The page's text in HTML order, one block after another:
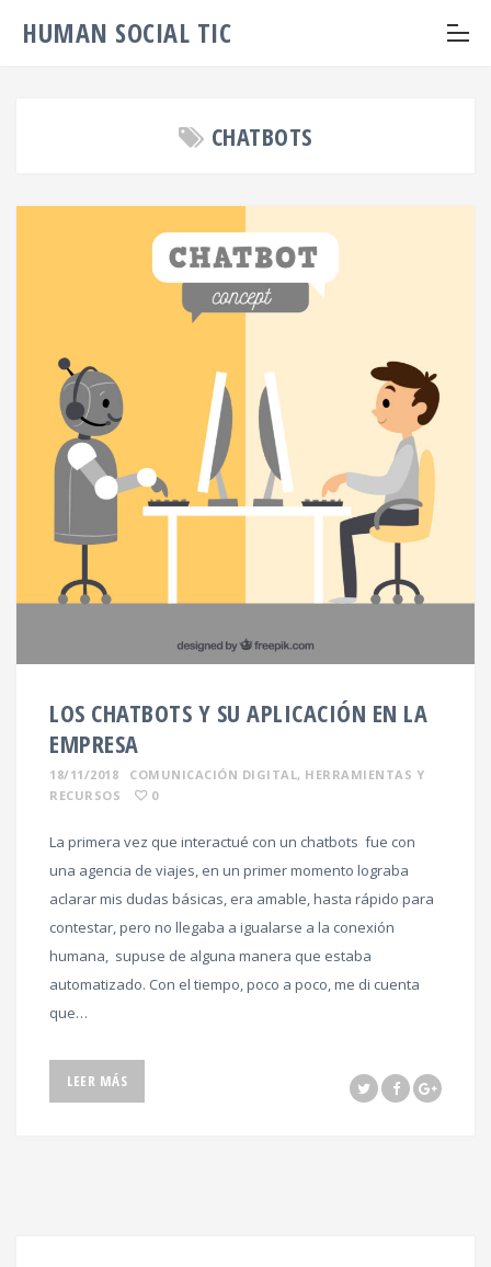
HUMAN SOCIAL TIC
CHATBOTS
LOS CHATBOTS Y SU APLICACIÓN EN LA
EMPRESA
18/11/2018 COMUNICACIÓN DIGITAL, HERRAMIENTAS Y
RECURSOS
0
La primera vez que interactué con un chatbots fue con
una agencia de viajes, en un primer momento lograba
aclarar mis dudas básicas, era amable, hasta rápido para
contestar, pero no llegaba a igualarse a la conexión
humana, supuse de alguna manera que estaba
automatizado. Con el tiempo, poco a poco, me di cuenta
que…
LEER MÁS